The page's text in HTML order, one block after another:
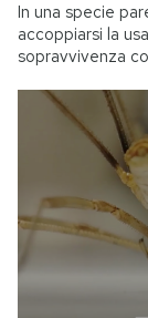
In una specie
accoppiarsi la
sopravvivenza